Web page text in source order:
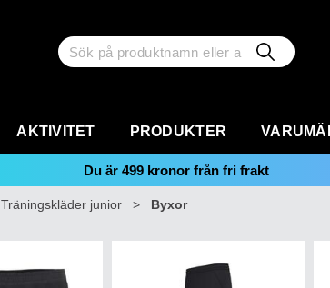
AKTIVITET PRODUKTER
Du är 499 kronor från fri frakt
Träningskläder junior > Byxor